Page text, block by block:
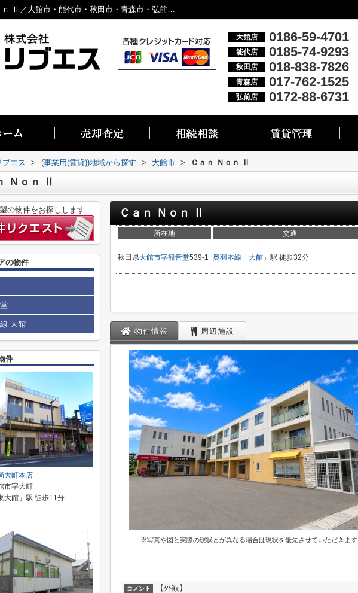
Ｃａｎ Ｎｏｎ Ⅱ／大館市・能代市・秋田市・青森市・弘前市の不動産情報なら株式会社リブエス
大館店 0186-59-4701
能代店 0185-74-9293
秋田店 018-838-7826
青森店 017-762-1525
弘前店 0172-88-6731
ブエス > (事業用(賃貸))地域から探す > 大館市 > Ｃａｎ Ｎｏｎ Ⅱ
Ｎｏｎ Ⅱ
Ｃａｎ Ｎｏｎ Ⅱ
所在地 交通
秋田県大館市字観音堂539-1 奥羽本線 「 大館 」駅 徒歩32分
物件情報 周辺施設
※写真や図と実際の現状とが異なる場合は現状を優先させていただきます
コメント 【外観】
の物件をお探しします
の物件
大館
件
大町本店
市字大町
大館」駅 徒歩11分